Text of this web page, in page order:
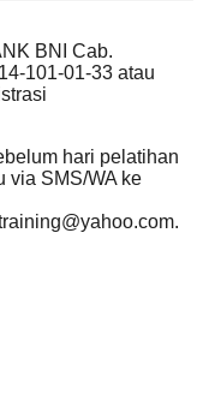
BNI Cab.
101-01-33 atau
hari pelatihan
via SMS/WA ke